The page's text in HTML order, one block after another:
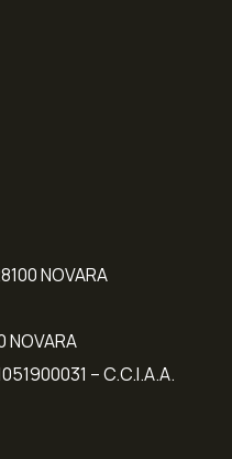
NOVARA
NOVARA
– C.C.I.A.A.